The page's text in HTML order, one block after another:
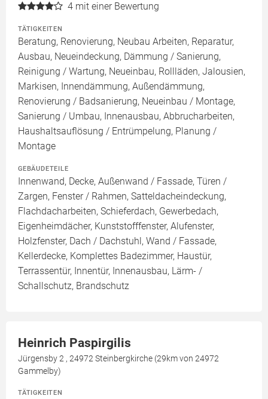
4 mit einer Bewertung
TÄTIGKEITEN
Beratung, Renovierung, Neubau Arbeiten, Reparatur,
Ausbau, Neueindeckung, Dämmung / Sanierung,
Reinigung / Wartung, Neueinbau, Rollläden, Jalousien,
Markisen, Innendämmung, Außendämmung,
Renovierung / Badsanierung, Neueinbau / Montage,
Sanierung / Umbau, Innenausbau, Abbrucharbeiten,
Haushaltsauflösung / Entrümpelung, Planung /
Montage
GEBÄUDETEILE
Innenwand, Decke, Außenwand / Fassade, Türen /
Zargen, Fenster / Rahmen, Satteldacheindeckung,
Flachdacharbeiten, Schieferdach, Gewerbedach,
Eigenheimdächer, Kunststofffenster, Alufenster,
Holzfenster, Dach / Dachstuhl, Wand / Fassade,
Kellerdecke, Komplettes Badezimmer, Haustür,
Terrassentür, Innentür, Innenausbau, Lärm- /
Schallschutz, Brandschutz
Heinrich Paspirgilis
Jürgensby 2 , 24972 Steinbergkirche (29km von 24972
Gammelby)
TÄTIGKEITEN